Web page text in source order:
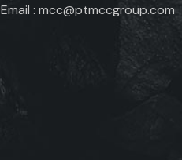
Email : mcc@ptmccgroup.com